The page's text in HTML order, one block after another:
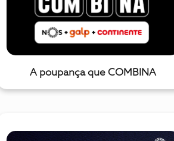
A poupança que COMBINA